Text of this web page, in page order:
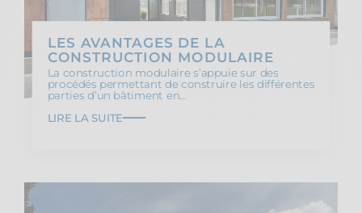
LES AVANTAGES DE LA
CONSTRUCTION MODULAIRE
La construction modulaire s’appuie sur des
procédés permettant de construire les différentes
parties d’un bâtiment en…
LIRE LA SUITE